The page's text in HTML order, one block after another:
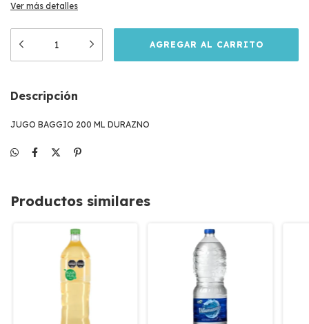
Ver más detalles
Descripción
JUGO BAGGIO 200 ML DURAZNO
Productos similares